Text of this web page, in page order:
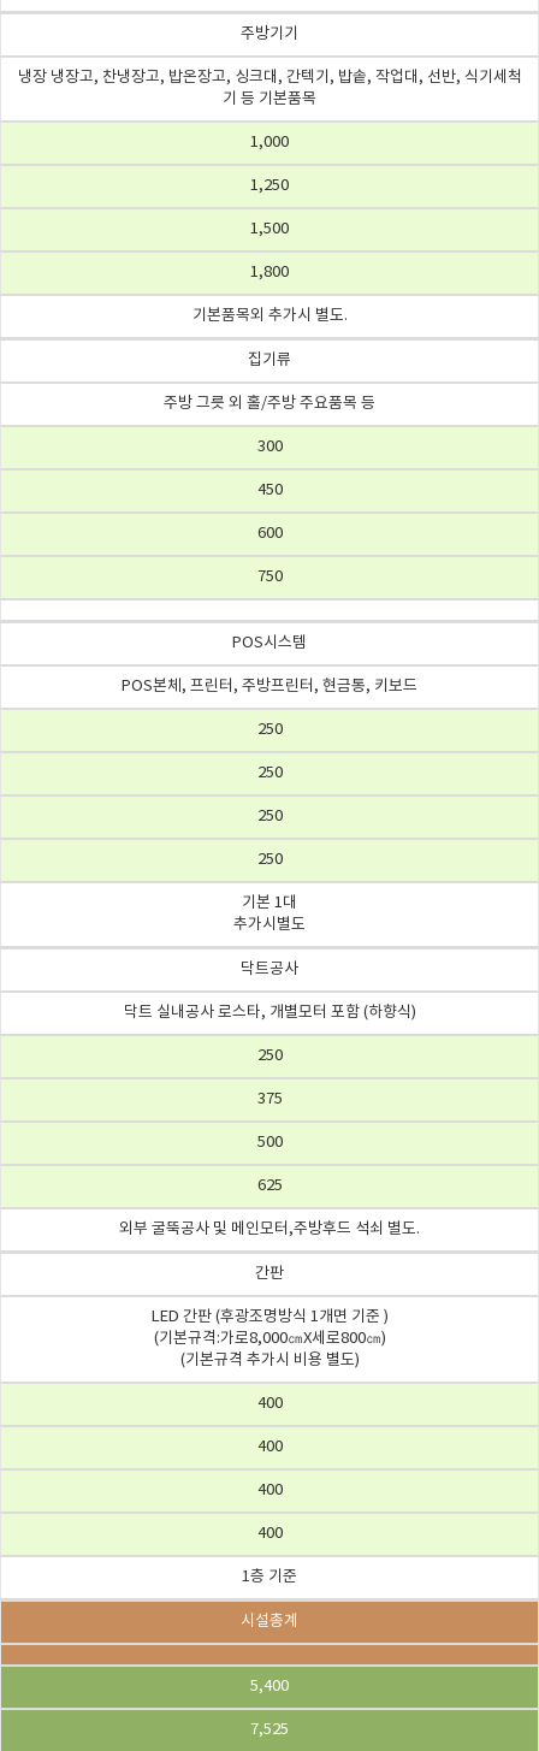
주방기기
냉장 냉장고, 찬냉장고, 밥온장고, 싱크대, 간텍기, 밥솥, 작업대, 선반, 식기세척
기 등 기본품목
1,000
1,250
1,500
1,800
기본품목외 추가시 별도.
집기류
주방 그릇 외 홀/주방 주요품목 등
300
450
600
750
POS시스템
POS본체, 프린터, 주방프린터, 현금통, 키보드
250
250
250
250
기본 1대
추가시별도
닥트공사
닥트 실내공사 로스타, 개별모터 포함 (하향식)
250
375
500
625
외부 굴뚝공사 및 메인모터,주방후드 석쇠 별도.
간판
LED 간판 (후광조명방식 1개면 기준 )
(기본규격:가로8,000㎝X세로800㎝)
(기본규격 추가시 비용 별도)
400
400
400
400
1층 기준
시설총계
5,400
7,525